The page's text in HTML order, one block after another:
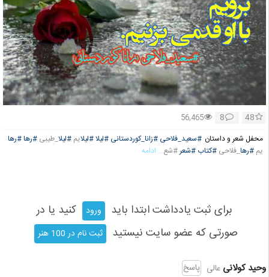
48
8
56,465
محفل شعر و داستان #سعید_فلاحی #زانا_کوردستانی #لیلا#لیلایم #لیلا_طیبی #رها#رها
یم #رها_فلاحی #کتاب #شعر#شع... ادامه
برای ثبت یادداشت ابتدا باید ورود
کنید یا در
صورتی که عضو سایت نیستید
ثبت نام در 100 هنر
وحید کولانی عالی پاسخ